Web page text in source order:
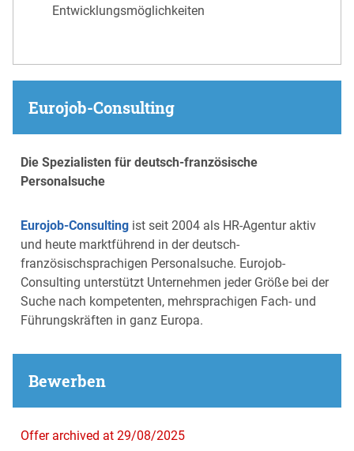
Entwicklungsmöglichkeiten
Eurojob-Consulting
Die Spezialisten für deutsch-französische
Personalsuche
Eurojob-Consulting ist seit 2004 als HR-Agentur aktiv
und heute marktführend in der deutsch-
französischsprachigen Personalsuche. Eurojob-
Consulting unterstützt Unternehmen jeder Größe bei der
Suche nach kompetenten, mehrsprachigen Fach- und
Führungskräften in ganz Europa.
Bewerben
Offer archived at 29/08/2025